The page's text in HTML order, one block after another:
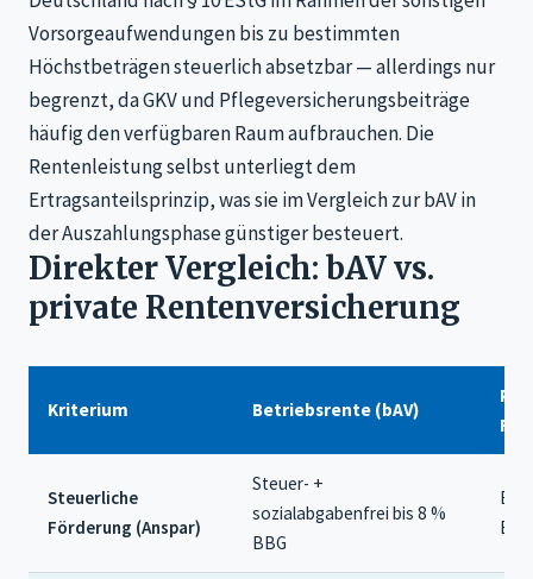
Vorsorgeaufwendungen bis zu bestimmten
Höchstbeträgen steuerlich absetzbar — allerdings nur
begrenzt, da GKV und Pflegeversicherungsbeiträge
häufig den verfügbaren Raum aufbrauchen. Die
Rentenleistung selbst unterliegt dem
Ertragsanteilsprinzip, was sie im Vergleich zur bAV in
der Auszahlungsphase günstiger besteuert.
Direkter Vergleich: bAV vs.
private Rentenversicherung
Kriterium Betriebsrente (bAV)
Steuerliche
Förderung (Anspar)
Steuer- +
sozialabgabenfrei bis 8 %
BBG